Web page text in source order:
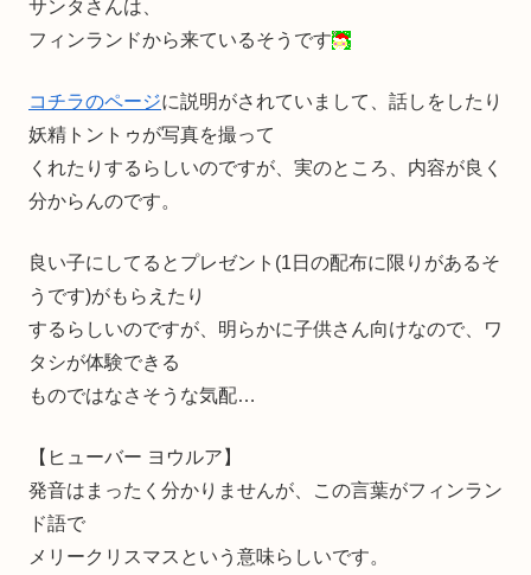
サンタさんは、
フィンランドから来ているそうです
コチラのページに説明がされていまして、話しをしたり
妖精トントゥが写真を撮って
くれたりするらしいのですが、実のところ、内容が良く
分からんのです。
良い子にしてるとプレゼント(1日の配布に限りがあるそ
うです)がもらえたり
するらしいのですが、明らかに子供さん向けなので、ワ
タシが体験できる
ものではなさそうな気配…
【ヒューバー ヨウルア】
発音はまったく分かりませんが、この言葉がフィンラン
ド語で
メリークリスマスという意味らしいです。